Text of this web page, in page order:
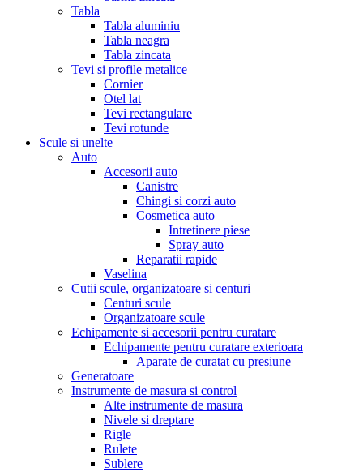
Tabla
Tabla aluminiu
Tabla neagra
Tabla zincata
Tevi si profile metalice
Cornier
Otel lat
Tevi rectangulare
Tevi rotunde
Scule si unelte
Auto
Accesorii auto
Canistre
Chingi si corzi auto
Cosmetica auto
Intretinere piese
Spray auto
Reparatii rapide
Vaselina
Cutii scule, organizatoare si centuri
Centuri scule
Organizatoare scule
Echipamente si accesorii pentru curatare
Echipamente pentru curatare exterioara
Aparate de curatat cu presiune
Generatoare
Instrumente de masura si control
Alte instrumente de masura
Nivele si dreptare
Rigle
Rulete
Sublere